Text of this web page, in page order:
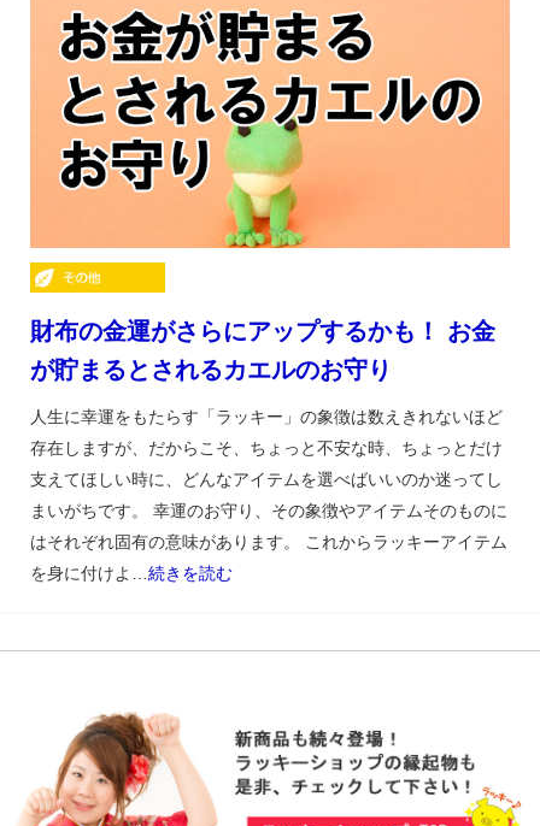
財布の金運がさらにアップするかも！ お金
が貯まるとされるカエルのお守り
人生に幸運をもたらす「ラッキー」の象徴は数えきれないほど
存在しますが、だからこそ、ちょっと不安な時、ちょっとだけ
支えてほしい時に、どんなアイテムを選べばいいのか迷ってし
まいがちです。 幸運のお守り、その象徴やアイテムそのものに
はそれぞれ固有の意味があります。 これからラッキーアイテム
を身に付けよ… 続きを読む